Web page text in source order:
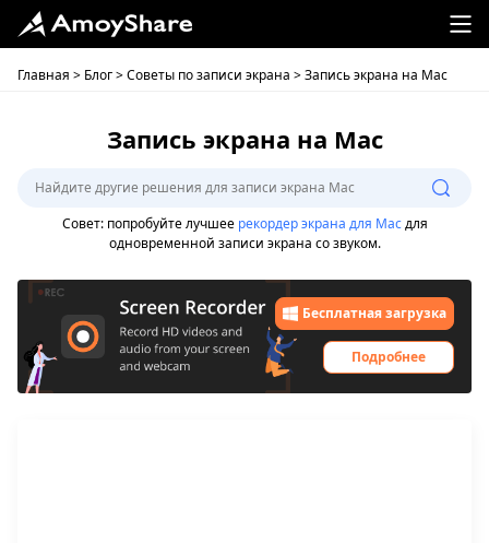
Главная > Блог>Советы по записи экрана > Запись экрана на Mac
Запись экрана на Mac
Совет: попробуйте лучшее рекордер экрана для Macдля
одновременной записи экрана со звуком.
Бесплатная загрузка
Подробнее